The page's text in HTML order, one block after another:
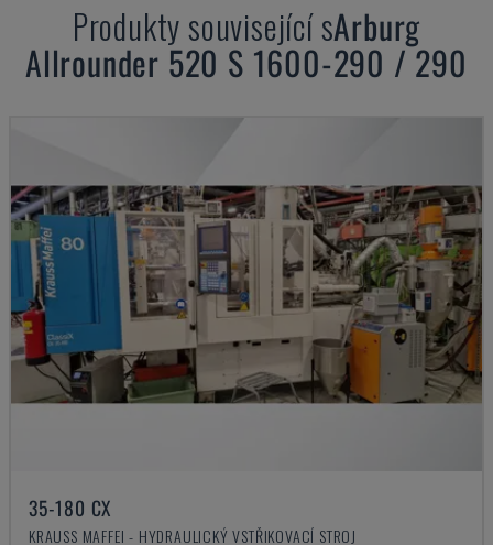
Produkty související sArburg
Allrounder 520 S 1600-290 / 290
35-180 CX
KRAUSS MAFFEI - HYDRAULICKÝ VSTŘIKOVACÍ STROJ